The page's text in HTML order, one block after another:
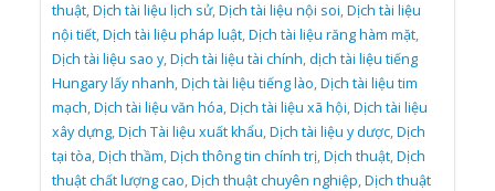
thuật,Dịch tài liệu lịch sử,Dịch tài liệu nội soi,Dịch tài liệu
nội tiết,Dịch tài liệu pháp luật,Dịch tài liệu răng hàm mặt,
Dịch tài liệu sao y,Dịch tài liệu tài chính,dịch tài liệu tiếng
Hungary lấy nhanh,Dịch tài liệu tiếng lào,Dịch tài liệu tim
mạch,Dịch tài liệu văn hóa,Dịch tài liệu xã hội,Dịch tài liệu
xây dựng,Dịch Tài liệu xuất khẩu,Dịch tài liệu y dược,Dịch
tại tòa,Dịch thầm,Dịch thông tin chính trị,Dịch thuật,Dịch
thuật chất lượng cao,Dịch thuật chuyên nghiệp,Dịch thuật